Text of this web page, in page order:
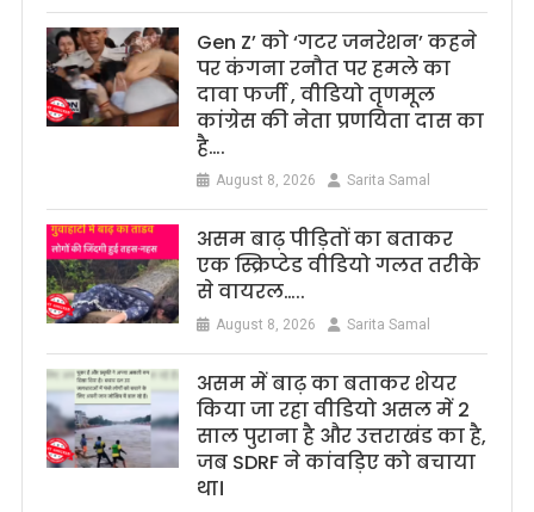
Gen Z’ को ‘गटर जनरेशन’ कहने
पर कंगना रनौत पर हमले का
दावा फर्जी , वीडियो तृणमूल
कांग्रेस की नेता प्रणयिता दास का
है….
August 8, 2026 Sarita Samal
असम बाढ़ पीड़ितों का बताकर
एक स्क्रिप्टेड वीडियो गलत तरीके
से वायरल…..
August 8, 2026 Sarita Samal
असम में बाढ़ का बताकर शेयर
किया जा रहा वीडियो असल में 2
साल पुराना है और उत्तराखंड का है,
जब SDRF ने कांवड़िए को बचाया
था।